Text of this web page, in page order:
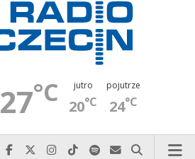
27°C jutro
20°C
pojutrze
24°C
Najlepiej po prostu do nas zadzwoń
Odwiedź nas na Facebook-u
Odwiedź nas na X
Odwiedź nas na Instagram-ie
Odwiedź nas na TikTok-u
Szukaj nas na Spotify
Wyślij do nas
Szukaj